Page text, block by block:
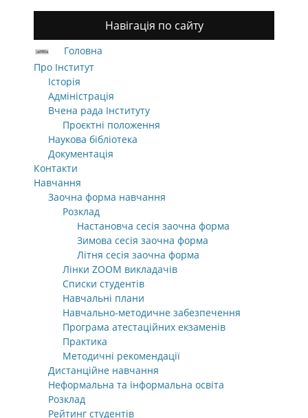
Навігація по сайту
Головна
Про Інститут
Історія
Адміністрація
Вчена рада Інституту
Проєктні положення
Наукова бібліотека
Документація
Контакти
Навчання
Заочна форма навчання
Розклад
Настановча сесія заочна форма
Зимова сесія заочна форма
Літня сесія заочна форма
Лінки ZOOM викладачів
Списки студентів
Навчальні плани
Навчально-методичне забезпечення
Програма атестаційних екзаменів
Практика
Методичні рекомендації
Дистанційне навчання
Неформальна та інформальна освіта
Розклад
Рейтинг студентів